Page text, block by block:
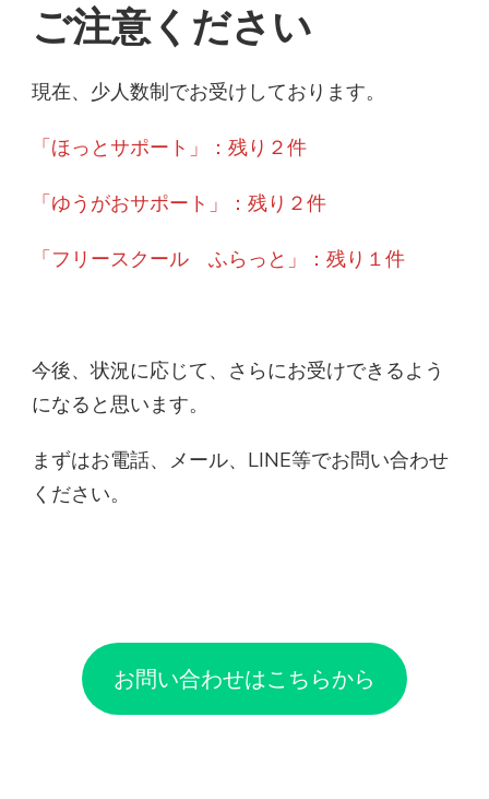
ご注意ください
現在、少人数制でお受けしております。
「ほっとサポート」：残り２件
「ゆうがおサポート」：残り２件
「フリースクール ふらっと」：残り１件
今後、状況に応じて、さらにお受けできるよう
になると思います。
まずはお電話、メール、LINE等でお問い合わせ
ください。
お問い合わせはこちらから